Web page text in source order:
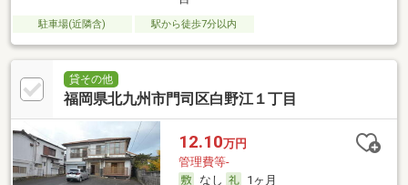
駐車場(近隣含) 駅から徒歩7分以内
貸その他
福岡県北九州市門司区白野江１丁目
12.10万円
管理費等-
なし
1ヶ月